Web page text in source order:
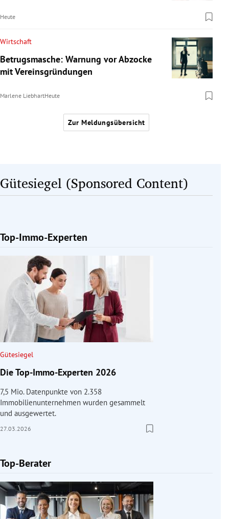
Heute
Wirtschaft
Betrugsmasche: Warnung vor Abzocke
mit Vereinsgründungen
Marlene LiebhartHeute
Zur Meldungsübersicht
Gütesiegel (Sponsored Content)
Top-Immo-Experten
Slide 1 von 1
Gütesiegel
Die Top-Immo-Experten 2026
7,5 Mio. Datenpunkte von 2.358
Immobilienunternehmen wurden gesammelt
und ausgewertet.
27.03.2026
Top-Berater
Slide 1 von 1